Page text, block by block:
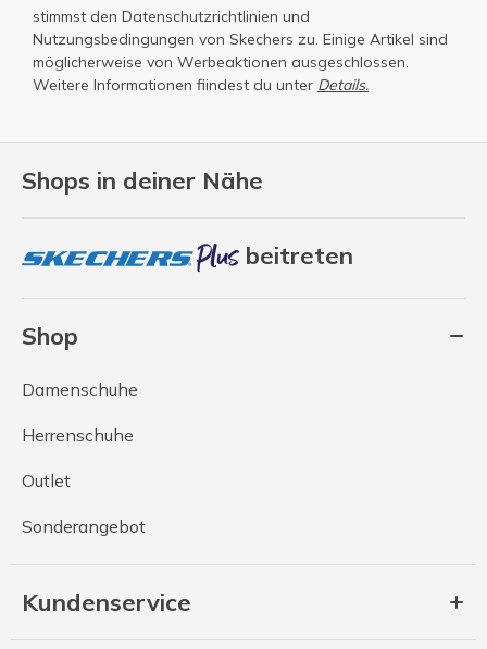
Shops in deiner Nähe
beitreten
Shop
Damenschuhe
Herrenschuhe
Outlet
Sonderangebot
Kundenservice
stimmst den Datenschutzrichtlinien und
Nutzungsbedingungen von Skechers zu. Einige Artikel sind
möglicherweise von Werbeaktionen ausgeschlossen.
Weitere Informationen fiindest du unter Details.